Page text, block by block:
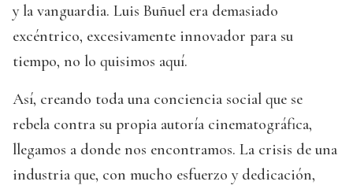
y la vanguardia. Luis Buñuel era demasiado
excéntrico, excesivamente innovador para su
tiempo, no lo quisimos aquí.
Así, creando toda una conciencia social que se
rebela contra su propia autoría cinematográfica,
llegamos a donde nos encontramos. La crisis de una
industria que, con mucho esfuerzo y dedicación,